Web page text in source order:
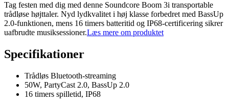
Tag festen med dig med denne Soundcore Boom 3i transportable
trådløse højttaler. Nyd lydkvalitet i høj klasse forbedret med BassUp
2.0-funktionen, mens 16 timers batteritid og IP68-certificering sikrer
uafbrudte musiksessioner.Læs mere om produktet
Specifikationer
Trådløs Bluetooth-streaming
50W, PartyCast 2.0, BassUp 2.0
16 timers spilletid, IP68